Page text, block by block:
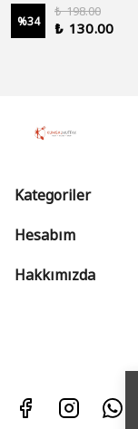
%34
₺ 198.00
₺ 130.00
Kategoriler
Hesabım
Hakkımızda